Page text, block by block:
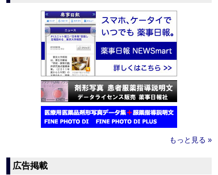
もっと見る »
広告掲載